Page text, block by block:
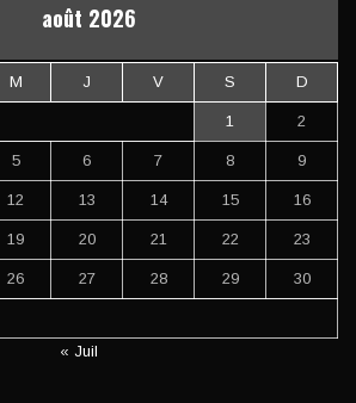
août 2026
M J V S D
1 2
5 6 7 8 9
12 13 14 15 16
19 20 21 22 23
26 27 28 29 30
« Juil